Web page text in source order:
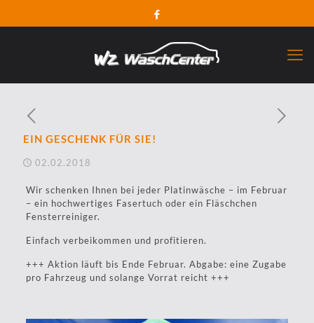
EIN GESCHENK FÜR SIE!
02.02.2018
Wir schenken Ihnen bei jeder Platinwäsche – im Februar
– ein hochwertiges Fasertuch oder ein Fläschchen
Fensterreiniger.
Einfach verbeikommen und profitieren.
+++ Aktion läuft bis Ende Februar. Abgabe: eine Zugabe
pro Fahrzeug und solange Vorrat reicht +++